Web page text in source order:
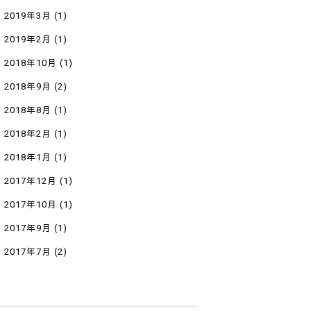
2019年3月 (1)
2019年2月 (1)
2018年10月 (1)
2018年9月 (2)
2018年8月 (1)
2018年2月 (1)
2018年1月 (1)
2017年12月 (1)
2017年10月 (1)
2017年9月 (1)
2017年7月 (2)